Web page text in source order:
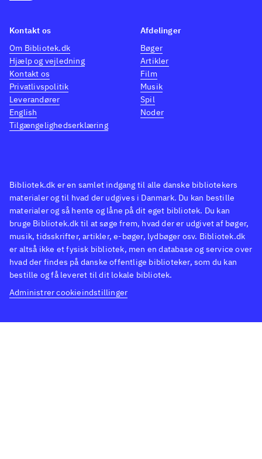
Bibliotek.dk er en samlet indgang til alle danske bibliotekers
materialer og til hvad der udgives i Danmark. Du kan bestille
materialer og så hente og låne på dit eget bibliotek. Du kan
bruge Bibliotek.dk til at søge frem, hvad der er udgivet af bøger,
musik, tidsskrifter, artikler, e-bøger, lydbøger osv. Bibliotek.dk
er altså ikke et fysisk bibliotek, men en database og service over
hvad der findes på danske offentlige biblioteker, som du kan
bestille og få leveret til dit lokale bibliotek.
Administrer cookieindstillinger
Kontakt os
Om Bibliotek.dk
Hjælp og vejledning
Kontakt os
Privatlivspolitik
Leverandører
English
Tilgængelighedserklæring
Afdelinger
Bøger
Artikler
Film
Musik
Spil
Noder